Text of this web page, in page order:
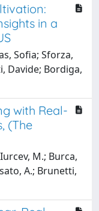
in a
Sofia; Sforza,
Davide; Bordiga,
with Real-
(The
M.; Burca,
A.; Brunetti,